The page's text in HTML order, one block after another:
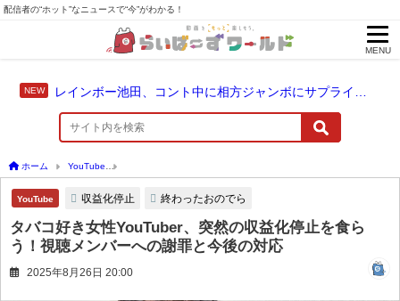
配信者の“ホット”なニュースで“今”がわかる！
MENU
ホーム YouTube
YouTube 収益化停止 終わったおのでら
タバコ好き女性YouTuber、突然の収益化停止を食ら
う！視聴メンバーへの謝罪と今後の対応
2025年8月26日 20:00